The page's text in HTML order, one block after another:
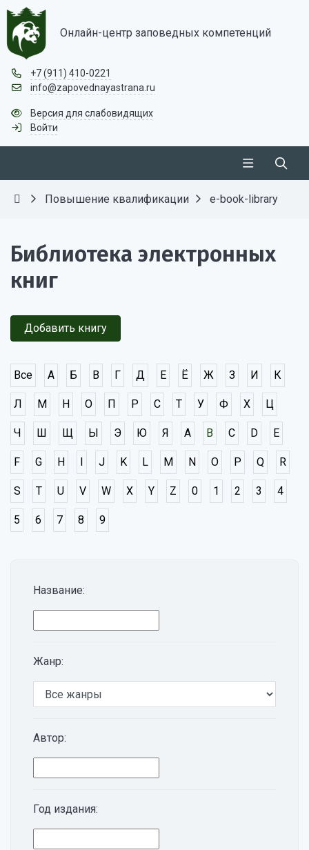
Онлайн-центр заповедных компетенций
+7 (911) 410-0221
info@zapovednayastrana.ru
Версия для слабовидящих
Войти
Повышение квалификации e-book-library
Название:
Жанр:
Автор:
Год издания:
Библиотека электронных
книг
Добавить книгу
Все А Б В Г Д Е Ё Ж З И К
Л М Н О П Р С Т У Ф Х Ц
Ч Ш Щ Ы Э Ю Я A B C D E
F G H I J K L M N O P Q R
S T U V W X Y Z 0 1 2 3 4
5 6 7 8 9